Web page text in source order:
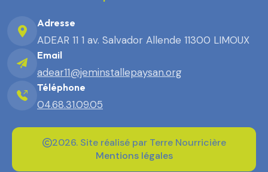
Adresse
ADEAR 11 1 av. Salvador Allende 11300 LIMOUX
Email
adear11@jeminstallepaysan.org
Téléphone
04.68.31.09.05
2026. Site réalisé par Terre Nourricière
Mentions légales